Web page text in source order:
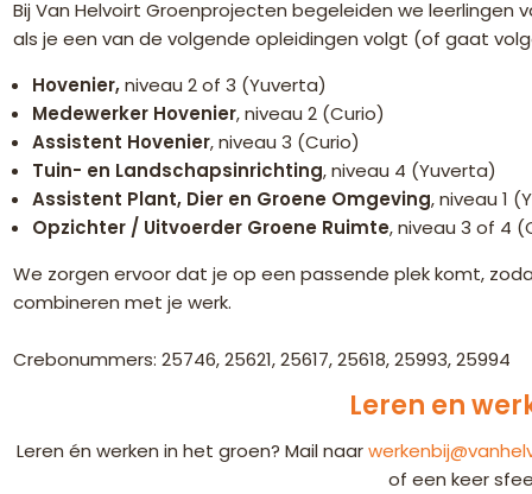
Bij Van Helvoirt Groenprojecten begeleiden we leerlingen
als je een van de volgende opleidingen volgt (of gaat
Hovenier,niveau 2 of 3 (Yuverta)
Medewerker Hovenier, niveau 2 (Curio)
Assistent Hovenier, niveau 3 (Curio)
Tuin- en Landschapsinrichting, niveau 4 (Yuverta)
Assistent Plant, Dier en Groene Omgeving, niveau 1
Opzichter / Uitvoerder Groene Ruimte, niveau 3 of 4
We zorgen ervoor dat je op een passende plek komt,
combineren met je werk.
Crebonummers: 25746, 25621, 25617, 25618, 25993, 25994
Leren en
Leren én werken in het groen? Mail naar
of een keer